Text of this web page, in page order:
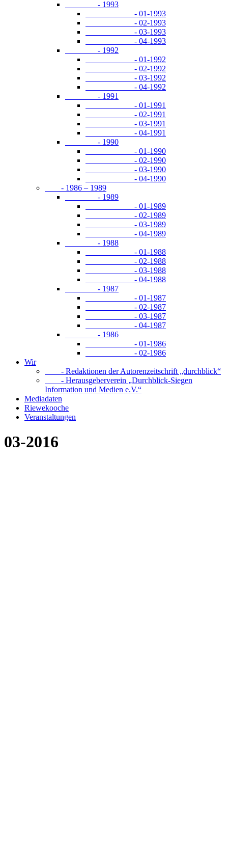
- 1993
- 01-1993
- 02-1993
- 03-1993
- 04-1993
- 1992
- 01-1992
- 02-1992
- 03-1992
- 04-1992
- 1991
- 01-1991
- 02-1991
- 03-1991
- 04-1991
- 1990
- 01-1990
- 02-1990
- 03-1990
- 04-1990
- 1986 – 1989
- 1989
- 01-1989
- 02-1989
- 03-1989
- 04-1989
- 1988
- 01-1988
- 02-1988
- 03-1988
- 04-1988
- 1987
- 01-1987
- 02-1987
- 03-1987
- 04-1987
- 1986
- 01-1986
- 02-1986
Wir
- Redaktionen der Autorenzeitschrift „durchblick“
- Herausgeberverein „Durchblick-Siegen
Information und Medien e.V.“
Mediadaten
Riewekooche
Veranstaltungen
03-2016